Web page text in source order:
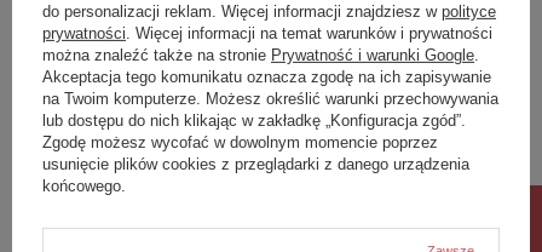
do personalizacji reklam. Więcej informacji znajdziesz w polityce
prywatności . Więcej informacji na temat warunków i prywatności
można znaleźć także na stronie Prywatność i warunki Google
Akceptacja tego komunikatu oznacza zgodę na ich zapisywanie
na Twoim komputerze. Możesz określić warunki przechowywania
lub dostępu do nich klikając w zakładkę „Konfiguracja zgód”.
Zgodę możesz wycofać w dowolnym momencie poprzez
usunięcie plików cookies z przeglądarki z danego urządzenia
końcowego.